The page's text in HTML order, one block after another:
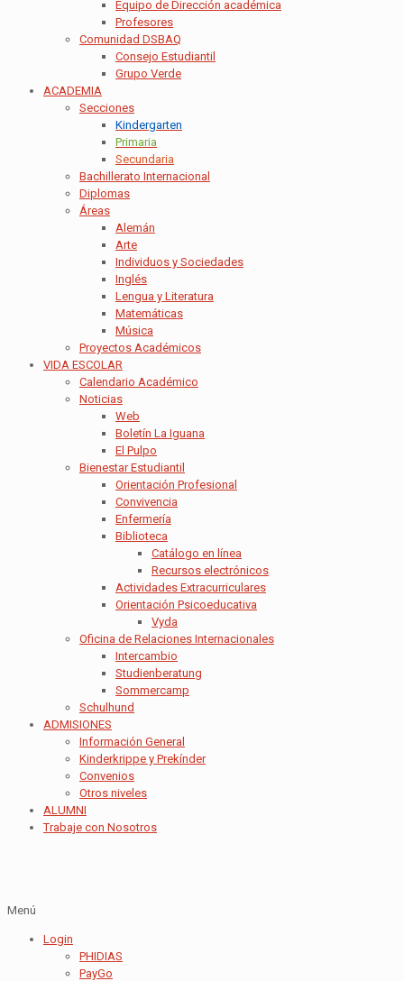
Equipo de Dirección académica
Profesores
Comunidad DSBAQ
Consejo Estudiantil
Grupo Verde
ACADEMIA
Secciones
Kindergarten
Primaria
Secundaria
Bachillerato Internacional
Diplomas
Áreas
Alemán
Arte
Individuos y Sociedades
Inglés
Lengua y Literatura
Matemáticas
Música
Proyectos Académicos
VIDA ESCOLAR
Calendario Académico
Noticias
Web
Boletín La Iguana
El Pulpo
Bienestar Estudiantil
Orientación Profesional
Convivencia
Enfermería
Biblioteca
Catálogo en línea
Recursos electrónicos
Actividades Extracurriculares
Orientación Psicoeducativa
Vyda
Oficina de Relaciones Internacionales
Intercambio
Studienberatung
Sommercamp
Schulhund
ADMISIONES
Información General
Kinderkrippe y Prekínder
Convenios
Otros niveles
ALUMNI
Trabaje con Nosotros
Menú
Login
PHIDIAS
PayGo